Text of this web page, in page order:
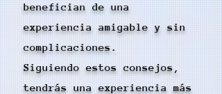
benefician de una
experiencia amigable y sin
complicaciones.
Siguiendo estos consejos,
tendrás una experiencia más